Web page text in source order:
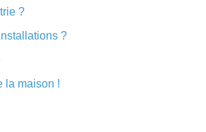
?
?
la maison !